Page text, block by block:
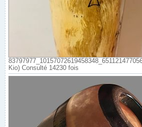
Kio) Consulté 14230 fois